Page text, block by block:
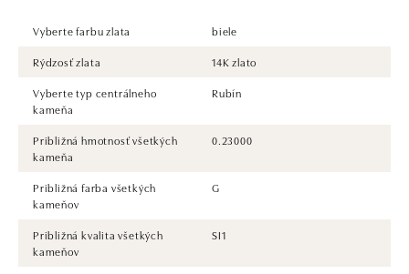
Vyberte farbu zlata
biele
Rýdzosť zlata
14K zlato
Vyberte typ centrálneho
kameňa
Rubín
Približná hmotnosť všetkých
kameňa
0.23000
Približná farba všetkých
kameňov
G
Približná kvalita všetkých
kameňov
SI1